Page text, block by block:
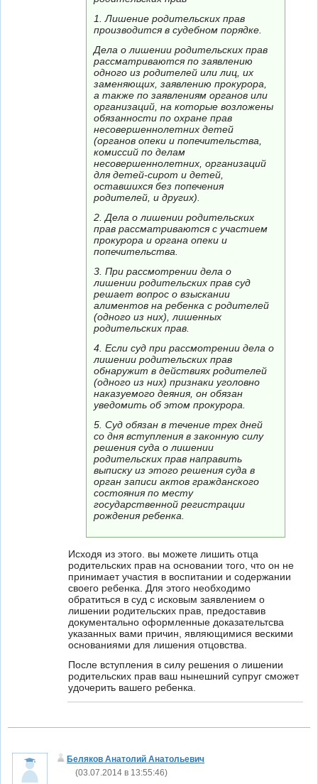
1. Лишение родительских прав
производится в судебном порядке.
Дела о лишении родительских прав
рассматриваются по заявлению
одного из родителей или лиц, их
заменяющих, заявлению прокурора,
а также по заявлениям органов или
организаций, на которые возложены
обязанности по охране прав
несовершеннолетних детей
(органов опеки и попечительства,
комиссий по делам
несовершеннолетних, организаций
для детей-сирот и детей,
оставшихся без попечения
родителей, и других).
2. Дела о лишении родительских
прав рассматриваются с участием
прокурора и органа опеки и
попечительства.
3. При рассмотрении дела о
лишении родительских прав суд
решает вопрос о взыскании
алиментов на ребенка с родителей
(одного из них), лишенных
родительских прав.
4. Если суд при рассмотрении дела о
лишении родительских прав
обнаружит в действиях родителей
(одного из них) признаки уголовно
наказуемого деяния, он обязан
уведомить об этом прокурора.
5. Суд обязан в течение трех дней
со дня вступления в законную силу
решения суда о лишении
родительских прав направить
выписку из этого решения суда в
орган записи актов гражданского
состояния по месту
государственной регистрации
рождения ребенка.
Исходя из этого. вы можете лишить отца
родительских прав на основании того, что он не
принимает участия в воспитании и содержании
своего ребенка. Для этого необходимо
обратиться в суд с исковым заявлением о
лишении родительских прав, предоставив
документально оформленные доказательтсва
указанных вами причин, являющимися вескими
основаниями для лишения отцовства.
После вступления в силу решения о лишении
родительских прав ваш нынешний супруг сможет
удочерить вашего ребенка.
Беляков Анатолий Анатольевич
(03.07.2014 в 13:55:46)